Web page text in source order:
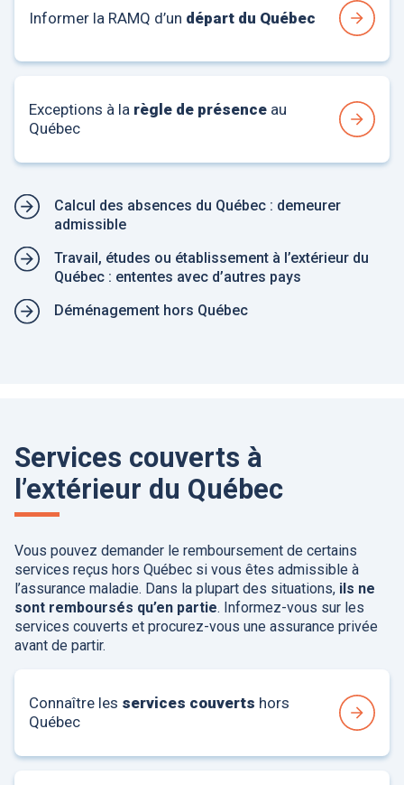
Informer la RAMQ d’un départ du Québec
Exceptions à la règle de présence au
Québec
Calcul des absences du Québec : demeurer
admissible
Travail, études ou établissement à l’extérieur du
Québec : ententes avec d’autres pays
Déménagement hors Québec
Services couverts à
l’extérieur du Québec
Vous pouvez demander le remboursement de certains
services reçus hors Québec si vous êtes admissible à
l’assurance maladie. Dans la plupart des situations, ils ne
sont remboursés qu’en partie. Informez-vous sur les
services couverts et procurez-vous une assurance privée
avant de partir.
Connaître les services couverts hors
Québec